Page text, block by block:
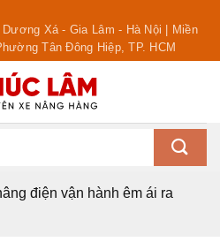
Xá - Gia Lâm - Hà Nội | Miền
Tân Đông Hiệp, TP. HCM
điện vận hành êm ái ra